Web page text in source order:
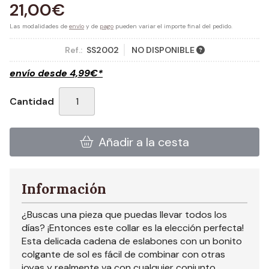
21,00€
Las modalidades de envío y de pago pueden variar el importe final del pedido.
Ref.: SS2002 NO DISPONIBLE
envío desde 4,99€*
Cantidad
Añadir a la cesta
Información
¿Buscas una pieza que puedas llevar todos los
días? ¡Entonces este collar es la elección perfecta!
Esta delicada cadena de eslabones con un bonito
colgante de sol es fácil de combinar con otras